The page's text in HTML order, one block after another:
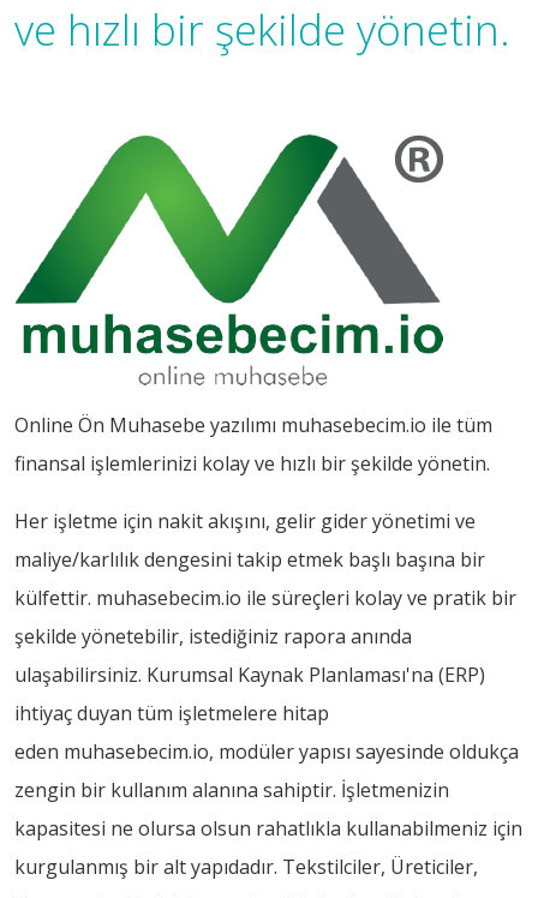
ve hızlı bir şekilde yönetin.
Online Ön Muhasebe yazılımı muhasebecim.io ile tüm
finansal işlemlerinizi kolay ve hızlı bir şekilde yönetin.
Her işletme için nakit akışını, gelir gider yönetimi ve
maliye/karlılık dengesini takip etmek başlı başına bir
külfettir. muhasebecim.io ile süreçleri kolay ve pratik bir
şekilde yönetebilir, istediğiniz rapora anında
ulaşabilirsiniz. Kurumsal Kaynak Planlaması'na (ERP)
ihtiyaç duyan tüm işletmelere hitap
eden muhasebecim.io, modüler yapısı sayesinde oldukça
zengin bir kullanım alanına sahiptir. İşletmenizin
kapasitesi ne olursa olsun rahatlıkla kullanabilmeniz için
kurgulanmış bir alt yapıdadır. Tekstilciler, Üreticiler,